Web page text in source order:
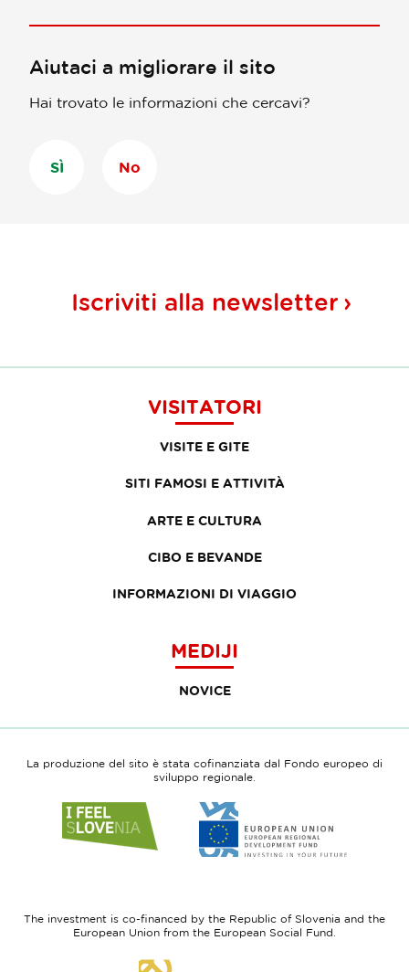
Aiutaci a migliorare il sito
Hai trovato le informazioni che cercavi?
SÌ No
Iscriviti alla newsletter
VISITATORI
VISITE E GITE
SITI FAMOSI E ATTIVITÀ
ARTE E CULTURA
CIBO E BEVANDE
INFORMAZIONI DI VIAGGIO
MEDIJI
NOVICE
La produzione del sito è stata cofinanziata dal Fondo europeo di
sviluppo regionale.
to
website
to
website
Fund
The investment is co-financed by the Republic of Slovenia and the
European Union from the European Social Fund.